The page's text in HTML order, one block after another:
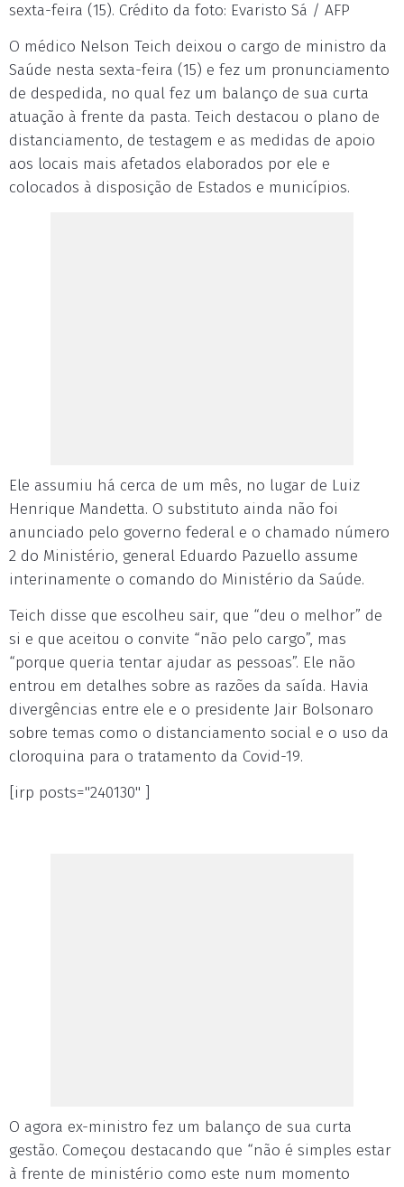
sexta-feira (15). Crédito da foto: Evaristo Sá / AFP
O médico Nelson Teich deixou o cargo de ministro da
Saúde nesta sexta-feira (15) e fez um pronunciamento
de despedida, no qual fez um balanço de sua curta
atuação à frente da pasta. Teich destacou o plano de
distanciamento, de testagem e as medidas de apoio
aos locais mais afetados elaborados por ele e
colocados à disposição de Estados e municípios.
Ele assumiu há cerca de um mês, no lugar de Luiz
Henrique Mandetta. O substituto ainda não foi
anunciado pelo governo federal e o chamado número
2 do Ministério, general Eduardo Pazuello assume
interinamente o comando do Ministério da Saúde.
Teich disse que escolheu sair, que “deu o melhor” de
si e que aceitou o convite “não pelo cargo”, mas
“porque queria tentar ajudar as pessoas”. Ele não
entrou em detalhes sobre as razões da saída. Havia
divergências entre ele e o presidente Jair Bolsonaro
sobre temas como o distanciamento social e o uso da
cloroquina para o tratamento da Covid-19.
[irp posts="240130" ]
O agora ex-ministro fez um balanço de sua curta
gestão. Começou destacando que “não é simples estar
à frente de ministério como este num momento